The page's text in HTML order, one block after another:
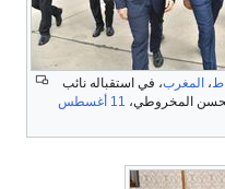
، المغرب، في استقباله نائب
محسن المخروطي، 11 أغسطس